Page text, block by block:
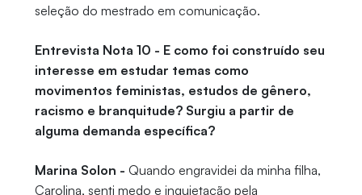
seleção do mestrado em comunicação.
Entrevista Nota 10 - E como foi construído seu
interesse em estudar temas como
movimentos feministas, estudos de gênero,
racismo e branquitude? Surgiu a partir de
alguma demanda específica?
Marina Solon - Quando engravidei da minha filha,
Carolina, senti medo e inquietação pela